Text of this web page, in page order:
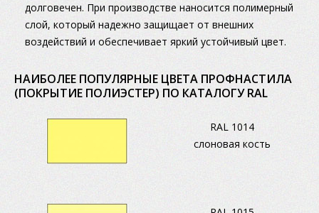
долговечен. При производстве наносится полимерный
слой, который надежно защищает от внешних
воздействий и обеспечивает яркий устойчивый цвет.
НАИБОЛЕЕ ПОПУЛЯРНЫЕ ЦВЕТА ПРОФНАСТИЛА
(ПОКРЫТИЕ ПОЛИЭСТЕР) ПО КАТАЛОГУ RAL
RAL 1014
слоновая кость